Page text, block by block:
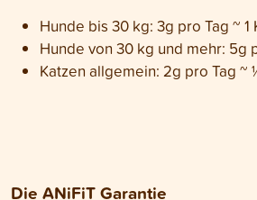
Hunde bis 30 kg: 3g pro Tag ~
Hunde von 30 kg und mehr: 5g
Katzen allgemein: 2g pro Tag
Die ANiFiT Garantie